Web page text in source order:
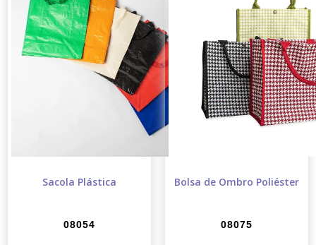
Sacola Plástica
08054
Bolsa de Ombro Poliéster
08075